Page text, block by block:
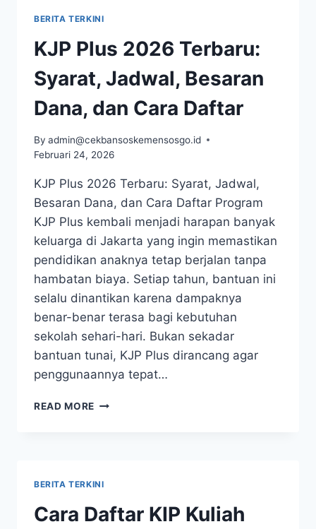
CARA
DAFTAR
BERITA TERKINI
KJP Plus 2026 Terbaru:
Syarat, Jadwal, Besaran
Dana, dan Cara Daftar
By admin@cekbansoskemensosgo.id
Februari 24, 2026
KJP Plus 2026 Terbaru: Syarat, Jadwal,
Besaran Dana, dan Cara Daftar Program
KJP Plus kembali menjadi harapan banyak
keluarga di Jakarta yang ingin memastikan
pendidikan anaknya tetap berjalan tanpa
hambatan biaya. Setiap tahun, bantuan ini
selalu dinantikan karena dampaknya
benar-benar terasa bagi kebutuhan
sekolah sehari-hari. Bukan sekadar
bantuan tunai, KJP Plus dirancang agar
penggunaannya tepat…
READ MORE KJP
DANA,
DAN
BERITA TERKINI
Cara Daftar KIP Kuliah